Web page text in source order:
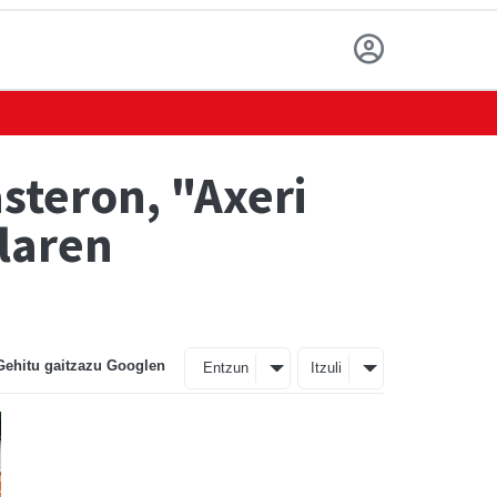
"Axeri
gaitzazu Googlen Entzun Itzuli